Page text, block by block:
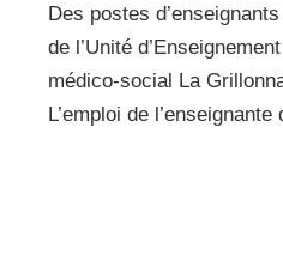
Des postes
de l’Unité
médico-social La
L’emploi de